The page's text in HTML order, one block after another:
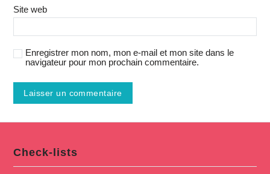
Site web
Enregistrer mon nom, mon e-mail et mon site dans le
navigateur pour mon prochain commentaire.
Check-lists